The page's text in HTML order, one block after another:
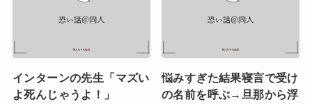
インターンの先生「マズい
よ死んじゃうよ！」
悩みすぎた結果寝言で受け
の名前を呼ぶ→旦那から浮